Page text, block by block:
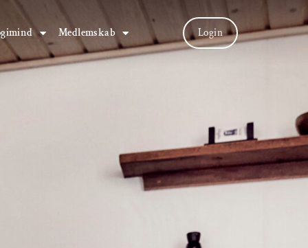
Medlemskab Login